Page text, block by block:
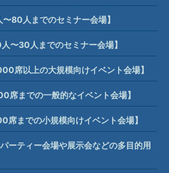
80人までのセミナー会場】
〜30人までのセミナー会場】
席以上の大規模向けイベント会場】
までの一般的なイベント会場】
までの小規模向けイベント会場】
ーティー会場や展示会などの多目的用